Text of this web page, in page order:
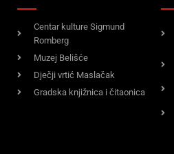
Centar kulture Sigmund
Romberg
Muzej Belišće
Dječji vrtić Maslačak
Gradska knjižnica i čitaonica